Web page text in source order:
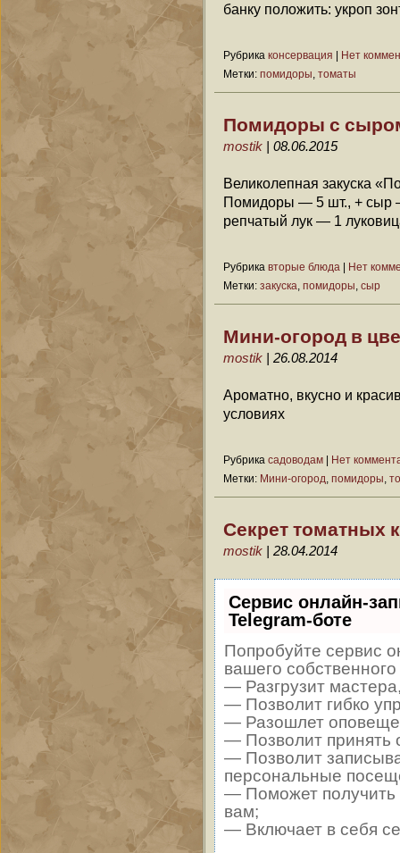
банку положить: укроп
Рубрика консервация
Нет
Метки: помидоры томаты
Помидоры с
mostik | 08.06.2015
Великолепная закуска
Помидоры — 5 шт., + сыр
репчатый лук — 1
Рубрика вторые блюда
Нет
Метки: закуска помидоры сыр
Мини-огород в
mostik | 26.08.2014
Ароматно, вкусно и
условиях
Рубрика садоводам
Нет
Метки: Мини-огород помидоры
Секрет томатных
mostik | 28.04.2014
Сервис онлайн-
Telegram-боте
Попробуйте сервис
вашего
— Разгрузит
— Позволит гибко
— Разошлет
— Позволит принять
— Позволит
персональные
— Поможет получить
вам;
— Включает в себя